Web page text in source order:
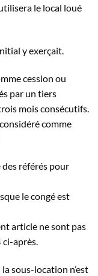
le local loué
y exerçait.
cession ou
par un tiers
mois consécutifs.
comme
des référés pour
le congé est
article ne sont pas
ci-après.
sous-location n’est